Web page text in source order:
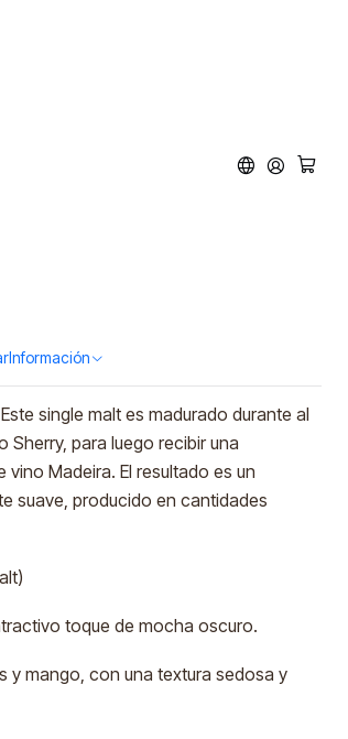
Información
Malt (40% vol.
single malt es madurado durante al
para luego recibir una
Madeira. El resultado es un
suave, producido en cantidades
toque de mocha oscuro.
y mango, con una textura sedosa y